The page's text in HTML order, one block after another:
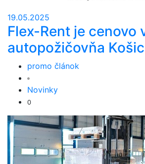
19.05.2025
Flex-Rent je cenovo
autopožičovňa
promo článok
Novinky
0